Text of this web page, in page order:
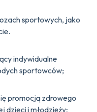
sportowych, jako
indywidualne
sportowców;
promocją zdrowego
dzieci i młodzieży;